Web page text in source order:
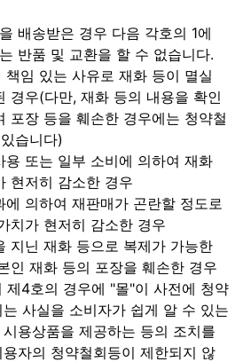
배송받은 경우 다음 각호의 1에
반품 및 교환을 할 수 없습니다.
책임 있는 사유로 재화 등이 멸실
경우(다만, 재화 등의 내용을 확인
포장 등을 훼손한 경우에는 청약철
습니다)
용 또는 일부 소비에 의하여 재화
현저히 감소한 경우
에 의하여 재판매가 곤란할 정도로
치가 현저히 감소한 경우
지닌 재화 등으로 복제가 가능한
인 재화 등의 포장을 훼손한 경우
제4호의 경우에 "몰"이 사전에 청약
사실을 소비자가 쉽게 알 수 있는
용상품을 제공하는 등의 조치를
자의 청약철회등이 제한되지 않